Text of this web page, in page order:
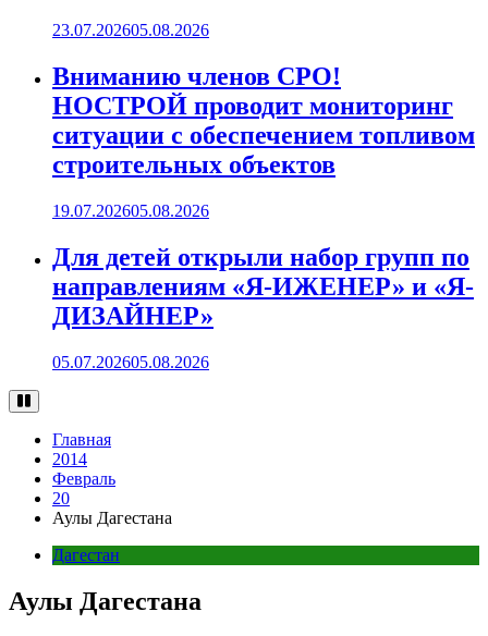
23.07.202605.08.2026
Вниманию членов СРО!
НОСТРОЙ проводит мониторинг
ситуации с обеспечением топливом
строительных объектов
19.07.202605.08.2026
Для детей открыли набор групп по
направлениям «Я-ИЖЕНЕР» и «Я-
ДИЗАЙНЕР»
05.07.202605.08.2026
Главная
2014
Февраль
20
Аулы Дагестана
Дагестан
Аулы Дагестана